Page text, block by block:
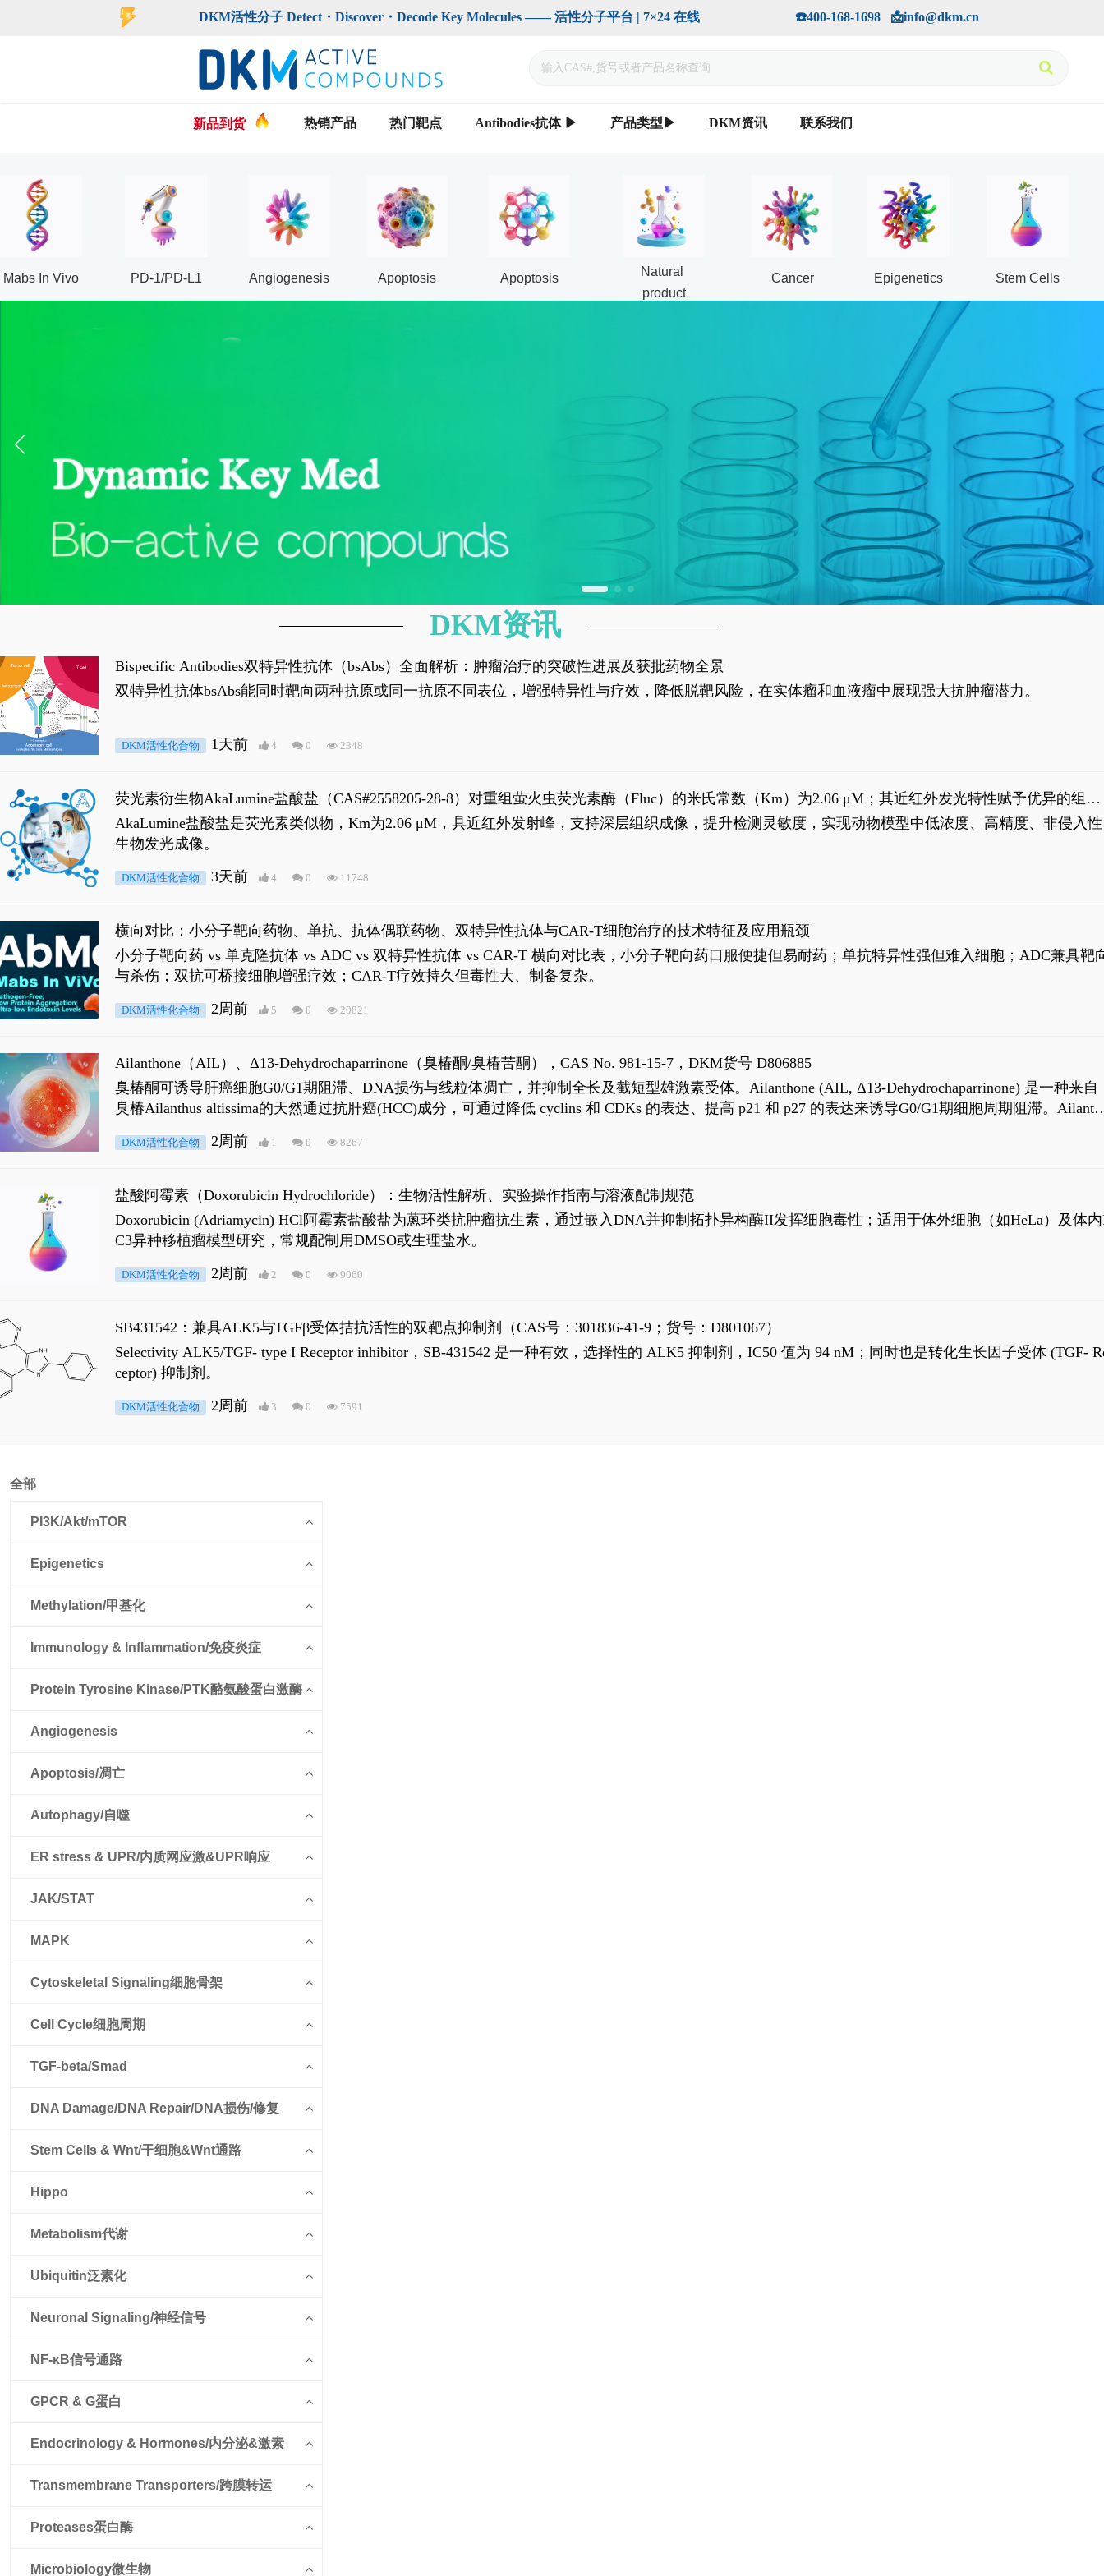
手机版
DKM活性分子 Detect・Discover・Decode Key Molecules —— 活性分子平台 | 7×24 在线                             ☎️400-168-1698   📩info@dkm.cn
新品到货 热销产品 热门靶点 Antibodies抗体 ▶ 产品类型▶ DKM资讯 联系我们
Mabs In Vivo PD-1/PD-L1 Angiogenesis Apoptosis Apoptosis
Natural
product
Cancer Epigenetics Stem Cells
Bispecific Antibodies双特异性抗体（bsAbs）全面解析：肿瘤治疗的突破性进展及获批药物全景
双特异性抗体bsAbs能同时靶向两种抗原或同一抗原不同表位，增强特异性与疗效，降低脱靶风险，在实体瘤和血液瘤中展现强大抗肿瘤潜力。
DKM活性化合物 1天前 4 0 2348
荧光素衍生物AkaLumine盐酸盐（CAS#2558205-28-8）对重组萤火虫荧光素酶（Fluc）的米氏常数（Km）为2.06 μM；其近红外发光特性赋予优异的组织
穿透能力，大幅增强成像信噪比，从而实现活体动物模型中极低给药剂量下的高灵敏度、非侵入式生物发光动态追踪。
AkaLumine盐酸盐是荧光素类似物，Km为2.06 μM，具近红外发射峰，支持深层组织成像，提升检测灵敏度，实现动物模型中低浓度、高精度、非侵入性
生物发光成像。
DKM活性化合物 3天前 4 0 11748
横向对比：小分子靶向药物、单抗、抗体偶联药物、双特异性抗体与CAR-T细胞治疗的技术特征及应用瓶颈
小分子靶向药 vs 单克隆抗体 vs ADC vs 双特异性抗体 vs CAR-T 横向对比表，小分子靶向药口服便捷但易耐药；单抗特异性强但难入细胞；ADC兼具靶
与杀伤；双抗可桥接细胞增强疗效；CAR-T疗效持久但毒性大、制备复杂。
DKM活性化合物 2周前 5 0 20821
Ailanthone（AIL）、Δ13-Dehydrochaparrinone（臭椿酮/臭椿苦酮），CAS No. 981-15-7，DKM货号 D806885
臭椿酮可诱导肝癌细胞G0/G1期阻滞、DNA损伤与线粒体凋亡，并抑制全长及截短型雄激素受体。Ailanthone (AIL, Δ13-Dehydrochaparrinone) 是一种来自
臭椿Ailanthus altissima的天然通过抗肝癌(HCC)成分，可通过降低 cyclins 和 CDKs 的表达、提高 p21 和 p27 的表达来诱导G0/G1期细胞周期阻滞。
是全长 Androgen Receptor (AR-FL)和组成型活性截断AR剪接变体(AR-Vs, AR1-651)的抑制剂，对应的IC50值分别为69 nM和309 nM。
DKM活性化合物 2周前 1 0 8267
盐酸阿霉素（Doxorubicin Hydrochloride）：生物活性解析、实验操作指南与溶液配制规范
Doxorubicin (Adriamycin) HCl阿霉素盐酸盐为蒽环类抗肿瘤抗生素，通过嵌入DNA并抑制拓扑异构酶II发挥细胞毒性；适用于体外细胞（如HeLa）及体内
C3异种移植瘤模型研究，常规配制用DMSO或生理盐水。
DKM活性化合物 2周前 2 0 9060
SB431542：兼具ALK5与TGFβ受体拮抗活性的双靶点抑制剂（CAS号：301836-41-9；货号：D801067）
Selectivity ALK5/TGF- type I Receptor inhibitor，SB-431542 是一种有效，选择性的 ALK5 抑制剂，IC50 值为 94 nM；同时也是转化生长因子受体 (TGF-
ceptor) 抑制剂。
DKM活性化合物 2周前 3 0 7591
DKM资讯
全部
PI3K/Akt/mTOR
Epigenetics
Methylation/甲基化
Immunology & Inflammation/免疫炎症
Protein Tyrosine Kinase/PTK酪氨酸蛋白激酶
Angiogenesis
Apoptosis/凋亡
Autophagy/自噬
ER stress & UPR/内质网应激&UPR响应
JAK/STAT
MAPK
Cytoskeletal Signaling细胞骨架
Cell Cycle细胞周期
TGF-beta/Smad
DNA Damage/DNA Repair/DNA损伤/修复
Stem Cells & Wnt/干细胞&Wnt通路
Hippo
Metabolism代谢
Ubiquitin泛素化
Neuronal Signaling/神经信号
NF-κB信号通路
GPCR & G蛋白
Endocrinology & Hormones/内分泌&激素
Transmembrane Transporters/跨膜转运
Proteases蛋白酶
Microbiology微生物